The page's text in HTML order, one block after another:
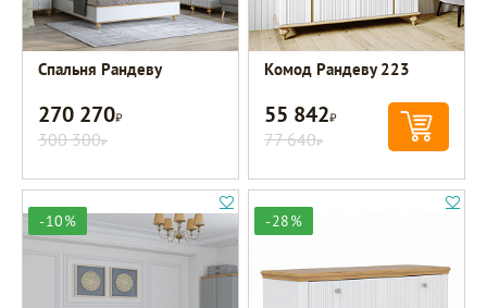
Спальня Рандеву
270 270Р
300 300Р
Комод Рандеву 223
55 842Р
77 640Р
-10% -28%